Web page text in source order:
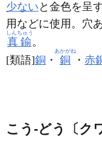
少ない と金色を呈
用などに使用。穴
真鍮
しんちゅう
。
[類語]銅 ・ 銅
あかがね
・ 赤
こう‐どう〔ク